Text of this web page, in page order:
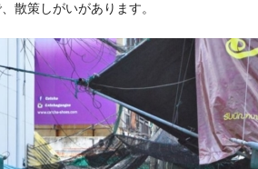
散策しがいがあります。